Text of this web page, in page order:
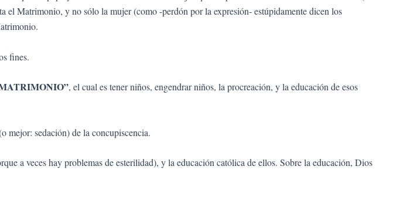
el Matrimonio, y no sólo la mujer (como -perdón por la expresión- estúpidamente dicen los
fines.
, el cual es tener niños, engendrar niños, la procreación, y la educación de esos
mejor: sedación) de la concupiscencia.
a veces hay problemas de esterilidad), y la educación católica de ellos. Sobre la educación, Dios